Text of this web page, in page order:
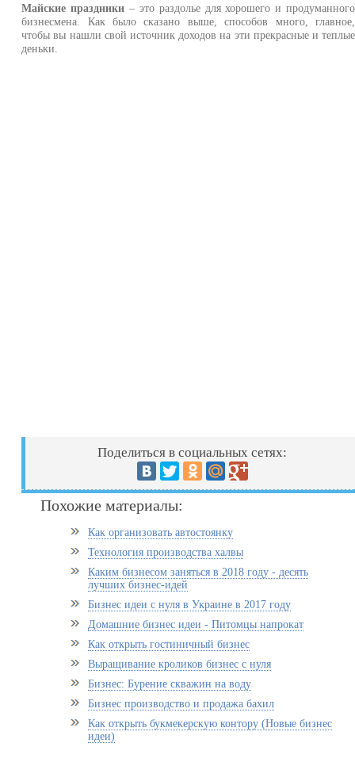
Майские праздники – это раздолье для хорошего и продуманного
бизнесмена. Как было сказано выше, способов много, главное,
чтобы вы нашли свой источник доходов на эти прекрасные и теплые
деньки.
Поделиться в социальных сетях:
Похожие материалы:
Как организовать автостоянку
Технология производства халвы
Каким бизнесом заняться в 2018 году - десять
лучших бизнес-идей
Бизнес идеи с нуля в Украине в 2017 году
Домашние бизнес идеи - Питомцы напрокат
Как открыть гостиничный бизнес
Выращивание кроликов бизнес с нуля
Бизнес: Бурение скважин на воду
Бизнес производство и продажа бахил
Как открыть букмекерскую контору (Новые бизнес
идеи)